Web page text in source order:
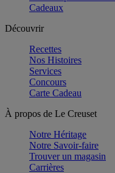
Cadeaux
Découvrir
Recettes
Nos Histoires
Services
Concours
Carte Cadeau
À propos de Le Creuset
Notre Héritage
Notre Savoir-faire
Trouver un magasin
Carrières